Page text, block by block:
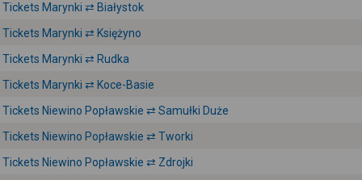
Tickets Marynki ⇄ Białystok
Tickets Marynki ⇄ Księżyno
Tickets Marynki ⇄ Rudka
Tickets Marynki ⇄ Koce-Basie
Tickets Niewino Popławskie ⇄ Samułki Duże
Tickets Niewino Popławskie ⇄ Tworki
Tickets Niewino Popławskie ⇄ Zdrojki